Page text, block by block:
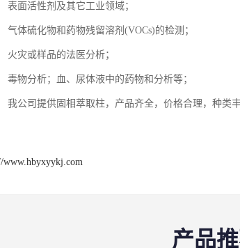
表面活性剂及其它工业领域；
气体硫化物和药物残留溶剂(VOCs)的检测；
火灾或样品的法医分析；
毒物分析；血、尿体液中的药物和分析等；
我公司提供固相萃取柱，产品齐全，价格合理，种类
www.hbyxyykj.com
产品